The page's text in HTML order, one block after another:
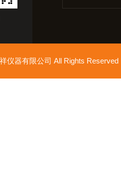
仪器有限公司 All Rights